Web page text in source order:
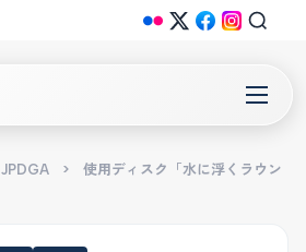
JPDGA >
使用ディスク「水に浮くラウン